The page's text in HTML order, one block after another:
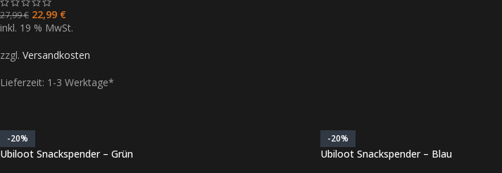
27,99€ 22,99 €
inkl. 19 % MwSt.
zzgl. Versandkosten
Lieferzeit: 1-3 Werktage*
-20%
Ubiloot Snackspender – Grün
-20%
Ubiloot Snackspender – Blau